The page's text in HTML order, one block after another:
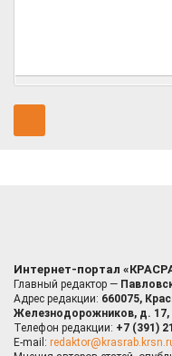
Интернет-портал
Главный редактор —
Адрес редакции: 660075,
Железнодорожников, д. 17,
Телефон редакции: +7 (391)
E-mail: